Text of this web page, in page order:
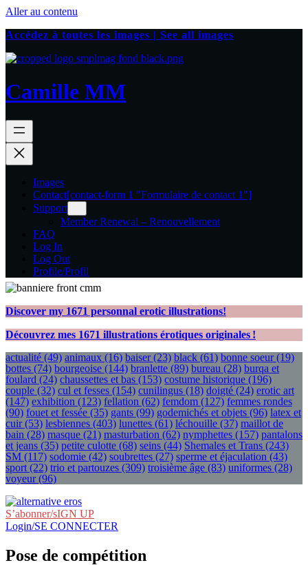
Aller au contenu
Accédez à toutes les images | See all images
Camille MM
Images
Contact[contact-form 1 "Formulaire de contact 1"]
Support
Member Renewal – Renouvellement
FAQ
Log In
Log Out
Profile/Profil
Discover my 1671 personnal erotic illustrations!
Découvrez mes 1671 illustrations érotiques originales !
actualité (49) animaux (16) baiser(23) black (61) bonne soeur(19)
bottes (74) bourgeoise (144) branlette (89) bureau (28) burqa et
foulard (24) chaussettes et bas (153) costume historique (196)
couple (32) cul et fesses (154) cunilingus (18) doigté (24) erotic art
(147) exhibition (123) fellation (62) femdom (127) femmes rondes
(90) fouet et fessée (35) gants (99) godemichés et objets (96) latex et
cuir(53) lesbiennes (403) lunettes (61) léchouille (37) maillot de
bain (28) masque (21) masturbation (62) nymphettes (157) pantalons
et jeans (35) petite culotte (68) seins (44) Shemales et Trans (243)
SM (117) sodomie (42) soubrettes (27) sperme et éjaculation (43)
sport (22) trio et partouzes (309) troisième âge (83) uniformes (28)
voyeur(96)
S’abonner/sIGN UP
Login/SE CONNECTER
Pose de compétition